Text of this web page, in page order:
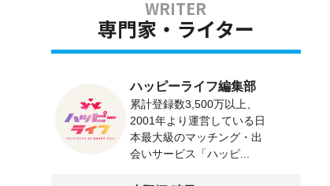
専門家・ライター
ハッピーライフ編集部
累計登録数3,500万以上、
2001年より運営している日
本最大級のマッチング・出
会いサービス「ハッピ...